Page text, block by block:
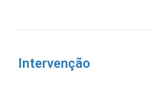
Intervenção